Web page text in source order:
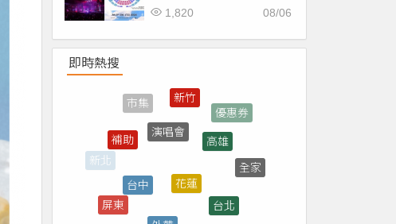
票一次看！
08/06
1,820
即時熱搜
補助
演唱會
高雄
屏東
台中
花蓮
台北
南投
抽獎
外帶